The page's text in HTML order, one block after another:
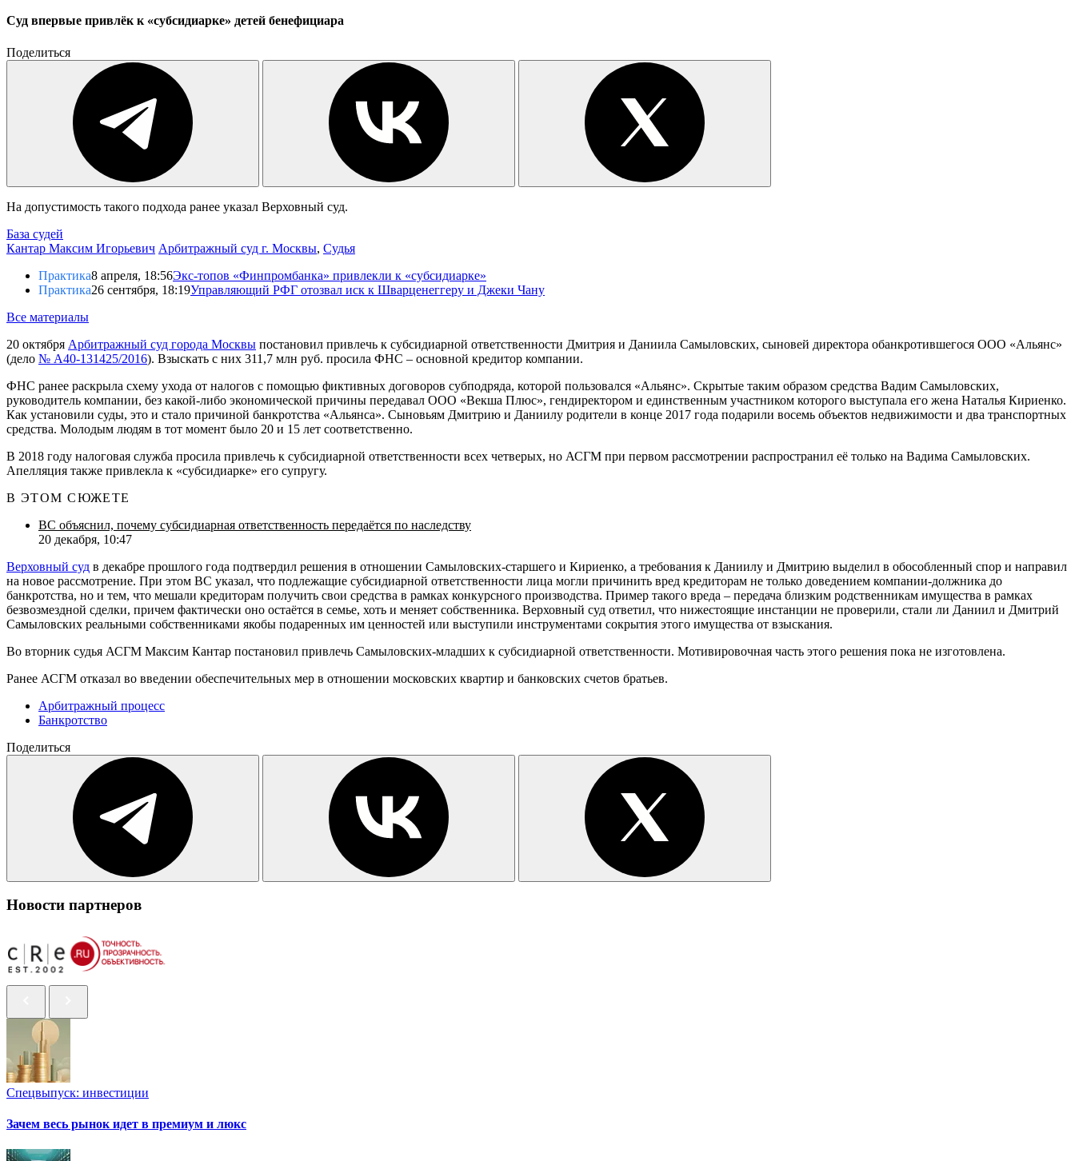
Суд впервые привлёк к «субсидиарке» детей бенефициара
Поделиться
На допустимость такого подхода ранее указал Верховный суд.
База судей
Кантар Максим Игорьевич Арбитражный суд г. Москвы, Судья
Практика8 апреля, 18:56Экс-топов «Финпромбанка» привлекли к «субсидиарке»
Практика26 сентября, 18:19Управляющий РФГ отозвал иск к Шварценеггеру и Джеки Чану
Все материалы
20 октября Арбитражный суд города Москвы постановил привлечь к субсидиарной ответственности Дмитрия и Даниила Самыловских, сыновей директора обанкротившегося ООО «Альянс»
(дело № А40-131425/2016). Взыскать с них 311,7 млн руб. просила ФНС – основной кредитор компании.
ФНС ранее раскрыла схему ухода от налогов с помощью фиктивных договоров субподряда, которой пользовался «Альянс». Скрытые таким образом средства Вадим Самыловских,
руководитель компании, без какой-либо экономической причины передавал ООО «Векша Плюс», гендиректором и единственным участником которого выступала его жена Наталья Кириенко.
Как установили суды, это и стало причиной банкротства «Альянса». Сыновьям Дмитрию и Даниилу родители в конце 2017 года подарили восемь объектов недвижимости и два транспортных
средства. Молодым людям в тот момент было 20 и 15 лет соответственно.
В 2018 году налоговая служба просила привлечь к субсидиарной ответственности всех четверых, но АСГМ при первом рассмотрении распространил её только на Вадима Самыловских.
Апелляция также привлекла к «субсидиарке» его супругу.
В ЭТОМ СЮЖЕТЕ
ВС объяснил, почему субсидиарная ответственность передаётся по наследству
20 декабря, 10:47
Верховный суд в декабре прошлого года подтвердил решения в отношении Самыловских-старшего и Кириенко, а требования к Даниилу и Дмитрию выделил в обособленный спор и направил
на новое рассмотрение. При этом ВС указал, что подлежащие субсидиарной ответственности лица могли причинить вред кредиторам не только доведением компании-должника до
банкротства, но и тем, что мешали кредиторам получить свои средства в рамках конкурсного производства. Пример такого вреда – передача близким родственникам имущества в рамках
безвозмездной сделки, причем фактически оно остаётся в семье, хоть и меняет собственника. Верховный суд ответил, что нижестоящие инстанции не проверили, стали ли Даниил и Дмитрий
Самыловских реальными собственниками якобы подаренных им ценностей или выступили инструментами сокрытия этого имущества от взыскания.
Во вторник судья АСГМ Максим Кантар постановил привлечь Самыловских-младших к субсидиарной ответственности. Мотивировочная часть этого решения пока не изготовлена.
Ранее АСГМ отказал во введении обеспечительных мер в отношении московских квартир и банковских счетов братьев.
Арбитражный процесс
Банкротство
Поделиться
Новости партнеров
Спецвыпуск: инвестиции
Зачем весь рынок идет в премиум и люкс